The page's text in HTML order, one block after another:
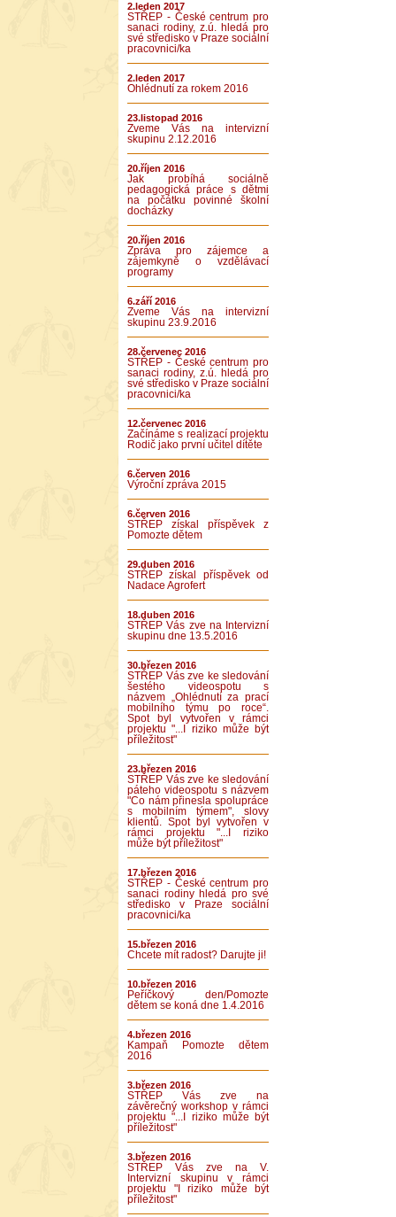
2.leden 2017
STŘEP - České centrum pro
sanaci rodiny, z.ú. hledá pro
své středisko v Praze sociální
pracovnici/ka
2.leden 2017
Ohlédnutí za rokem 2016
23.listopad 2016
Zveme Vás na intervizní
skupinu 2.12.2016
20.říjen 2016
Jak probíhá sociálně
pedagogická práce s dětmi
na počátku povinné školní
docházky
20.říjen 2016
Zpráva pro zájemce a
zájemkyně o vzdělávací
programy
6.září 2016
Zveme Vás na intervizní
skupinu 23.9.2016
28.červenec 2016
STŘEP - České centrum pro
sanaci rodiny, z.ú. hledá pro
své středisko v Praze sociální
pracovnici/ka
12.červenec 2016
Začínáme s realizací projektu
Rodič jako první učitel dítěte
6.červen 2016
Výroční zpráva 2015
6.červen 2016
STŘEP získal příspěvek z
Pomozte dětem
29.duben 2016
STŘEP získal příspěvek od
Nadace Agrofert
18.duben 2016
STŘEP Vás zve na Intervizní
skupinu dne 13.5.2016
30.březen 2016
STŘEP Vás zve ke sledování
šestého videospotu s
názvem „Ohlédnutí za prací
mobilního týmu po roce“.
Spot byl vytvořen v rámci
projektu "...I riziko může být
příležitost"
23.březen 2016
STŘEP Vás zve ke sledování
páteho videospotu s názvem
"Co nám přinesla spolupráce
s mobilním týmem", slovy
klientů. Spot byl vytvořen v
rámci projektu "...I riziko
může být příležitost"
17.březen 2016
STŘEP - České centrum pro
sanaci rodiny hledá pro své
středisko v Praze sociální
pracovnici/ka
15.březen 2016
Chcete mít radost? Darujte ji!
10.březen 2016
Peříčkový den/Pomozte
dětem se koná dne 1.4.2016
4.březen 2016
Kampaň Pomozte dětem
2016
3.březen 2016
STŘEP Vás zve na
závěrečný workshop v rámci
projektu "...I riziko může být
příležitost"
3.březen 2016
STŘEP Vás zve na V.
Intervizní skupinu v rámci
projektu "I riziko může být
příležitost"